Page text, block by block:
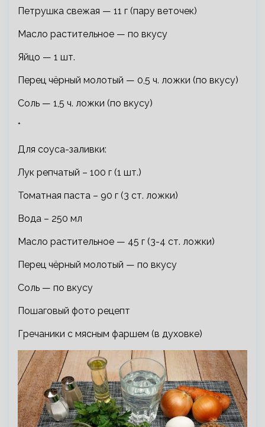
Петрушка свежая — 11 г (пару веточек)
Масло растительное — по вкусу
Яйцо — 1 шт.
Перец чёрный молотый — 0,5 ч. ложки (по вкусу)
Соль — 1,5 ч. ложки (по вкусу)
*
Для соуса-заливки:
Лук репчатый – 100 г (1 шт.)
Томатная паста – 90 г (3 ст. ложки)
Вода – 250 мл
Масло растительное — 45 г (3-4 ст. ложки)
Перец чёрный молотый — по вкусу
Соль — по вкусу
Пошаговый фото рецепт
Гречаники с мясным фаршем (в духовке)